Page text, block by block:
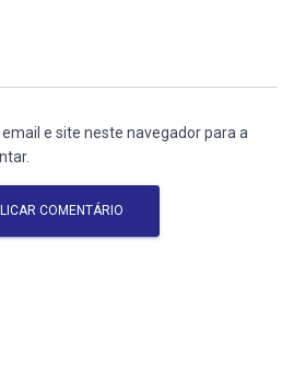
e site neste navegador para a